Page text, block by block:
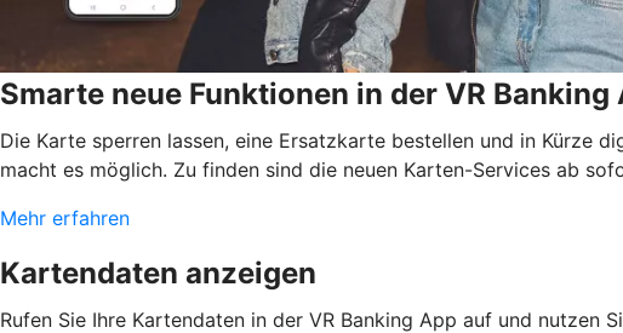
Smarte neue Funktionen in der VR Banking
Die Karte sperren lassen, eine Ersatzkarte bestellen und in Kürze
macht es möglich. Zu finden sind die neuen Karten-Services ab
Mehr erfahren
Kartendaten anzeigen
Rufen Sie Ihre Kartendaten in der VR Banking App auf und nutzen